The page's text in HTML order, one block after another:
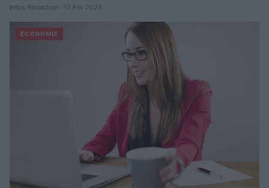
Infos Rédaction · 13 Fév 2026
ECONOMIE